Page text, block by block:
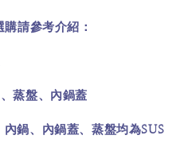
購請參考介紹：
蒸盤、內鍋蓋
內鍋、內鍋蓋、蒸盤均為SUS